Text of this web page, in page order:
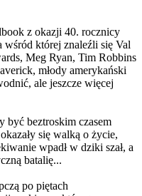
z okazji 40. rocznicy
wśród której znaleźli się Val
Meg Ryan, Tim Robbins
młody amerykański
ale jeszcze więcej
być beztroskim czasem
się walką o życie,
wpadł w dziki szał, a
batalię...
po piętach